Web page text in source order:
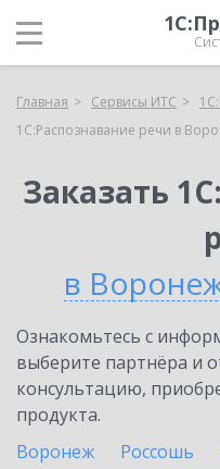
Главная Сервисы ИТС
1С:Распознавание речи в
Заказать
в
Ознакомьтесь с
выберите партнёра и
консультацию,
продукта.
Воронеж
Россошь